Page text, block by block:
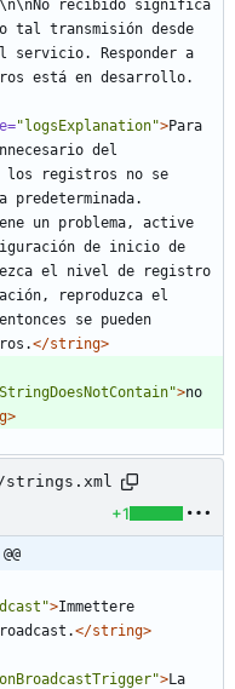
recibido significa
tal transmisión desde
servicio. Responder a
está en desarrollo.
"logsExplanation">Para
del
los registros no se
predeterminada.
un problema, active
de inicio de
el nivel de registro
reproduzca el
se pueden
</string>
>no
strings.xml
+1
>Immettere
</string>
>La